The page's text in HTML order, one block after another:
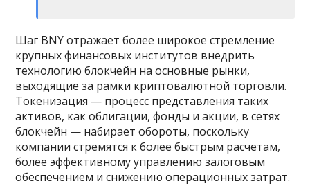
Шаг BNY отражает более широкое стремление
крупных финансовых институтов внедрить
технологию блокчейн на основные рынки,
выходящие за рамки криптовалютной торговли.
Токенизация — процесс представления таких
активов, как облигации, фонды и акции, в сетях
блокчейн — набирает обороты, поскольку
компании стремятся к более быстрым расчетам,
более эффективному управлению залоговым
обеспечением и снижению операционных затрат.